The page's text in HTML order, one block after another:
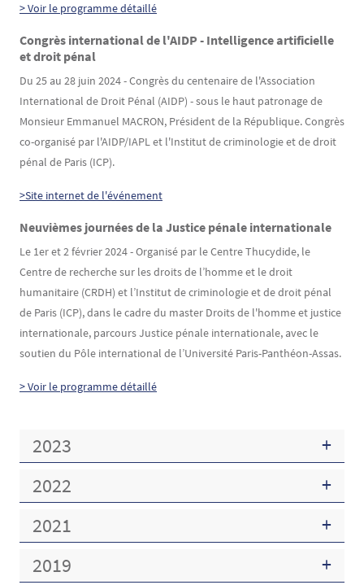
> Voir le programme détaillé
Congrès international de l'AIDP - Intelligence artificielle
et droit pénal
Du 25 au 28 juin 2024 - Congrès du centenaire de l'Association
International de Droit Pénal (AIDP) - sous le haut patronage de
Monsieur Emmanuel MACRON, Président de la République. Congrès
co-organisé par l'AIDP/IAPL et l'Institut de criminologie et de droit
pénal de Paris (ICP).
>Site internet de l'événement
Neuvièmes journées de la Justice pénale internationale
Le 1er et 2 février 2024 - Organisé par le Centre Thucydide, le
Centre de recherche sur les droits de l’homme et le droit
humanitaire (CRDH) et l’Institut de criminologie et de droit pénal
de Paris (ICP), dans le cadre du master Droits de l'homme et justice
internationale, parcours Justice pénale internationale, avec le
soutien du Pôle international de l’Université Paris-Panthéon-Assas.
> Voir le programme détaillé
2023
2022
2021
2019